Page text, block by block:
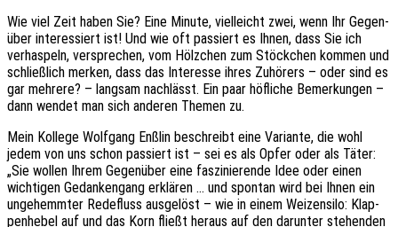
Wie viel Zeit haben Sie? Eine Minute, viel­leicht zwei, wenn Ihr Gegen­
über inter­es­siert ist! Und wie oft passiert es Ihnen, dass Sie ich
verhas­peln, verspre­chen, vom Hölz­chen zum Stöck­chen kommen und
schließ­lich merken, dass das Inter­es­se ihres Zuhö­rers – oder sind es
gar mehre­re? – lang­sam nach­lässt. Ein paar höfli­che Bemer­kun­gen –
dann wendet man sich ande­ren Themen zu.
Mein Kolle­ge Wolf­gang Enßlin beschreibt eine Vari­an­te, die wohl
jedem von uns schon passiert ist – sei es als Opfer oder als Täter:
„Sie wollen Ihrem Gegen­über eine faszi­nie­ren­de Idee oder einen
wich­ti­gen Gedan­ken­gang erklä­ren … und spon­tan wird bei Ihnen ein
unge­hemm­ter Rede­fluss ausge­löst – wie in einem Weizen­si­lo: Klap­
pen­he­bel auf und das Korn fließt heraus auf den darun­ter stehen­den